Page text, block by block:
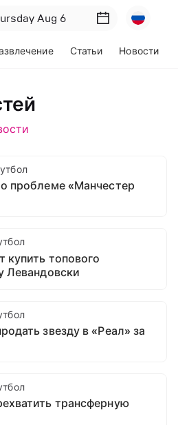
Статьи Новости
проблеме «Манчестер
топового
Левандовски
звезду в «Реал» за
трансферную